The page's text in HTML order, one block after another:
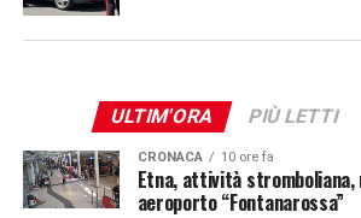
ULTIM'ORA PIÙ LETTI
CRONACA 10 ore fa
Etna, attività
aeroporto “Fontanarossa”